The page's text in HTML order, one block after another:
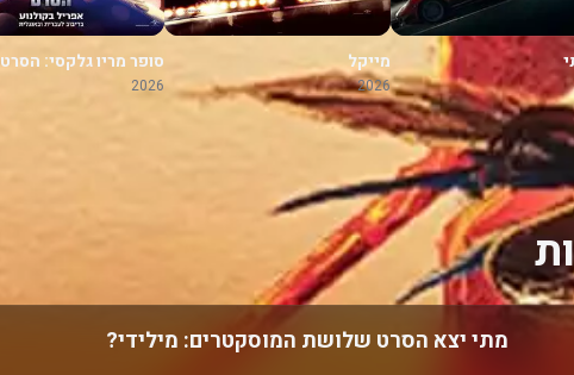
מייקל
2026
סופר מריו גלקסי: הסרט
2026
מתי יצא הסרט שלושת המוסקטרים: מילידי?